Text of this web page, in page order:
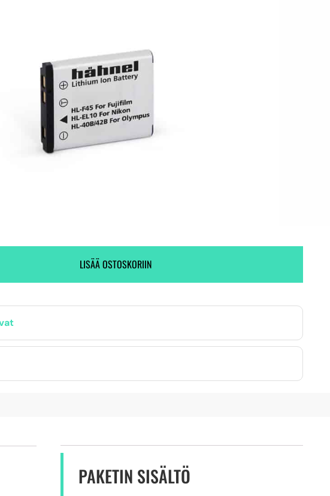
Toimitus heti! (1 kpl varastossa)
varasto: 4 kpl varastossa.
LISÄÄ OSTOSKORIIN
PAKETIN SISÄLTÖ